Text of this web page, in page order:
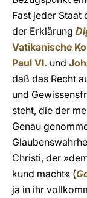
Fast jeder Staat
der Erklärung
Vatikanische
Paul VI. und
daß das Recht
und
steht, die der
Genau
Christi, der
kund macht« (
ja in ihr